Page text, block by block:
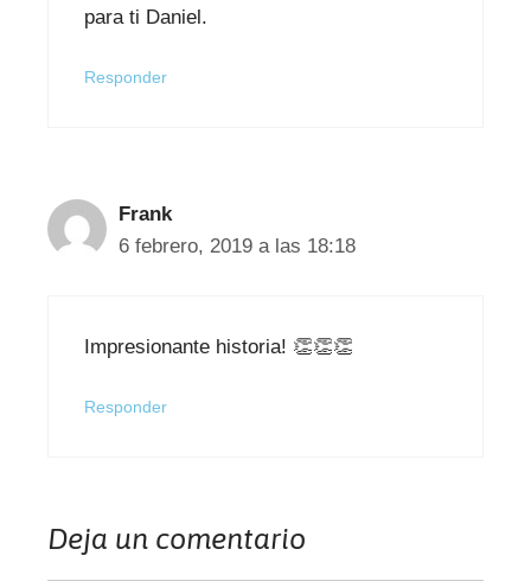
para ti Daniel.
Responder
Frank
6 febrero, 2019 a las 18:18
Impresionante historia! 👏👏👏
Responder
Deja un comentario